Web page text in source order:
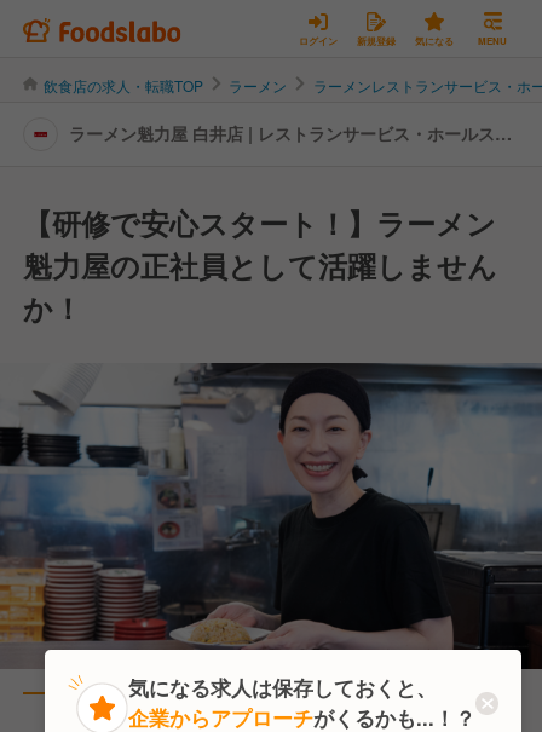
ログイン 新規登録 気になる MENU
飲食店の求人・転職TOP ラーメン ラーメンレストランサービス・ホ
ラーメン魁力屋 白井店 | レストランサービス・ホールスタ
【研修で安心スタート！】ラーメン
魁力屋の正社員として活躍しません
か！
直近1人がこの求人を検討中
気になる求人は保存しておくと、
企業からアプローチがくるかも...！？